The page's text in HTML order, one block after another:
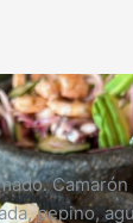
pepino,